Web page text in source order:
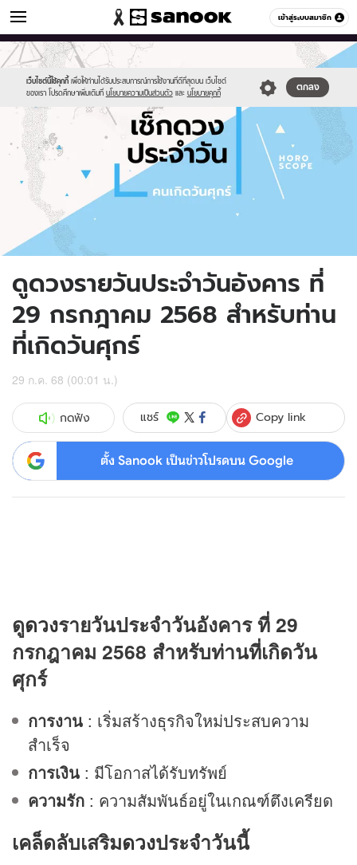
เข้าสู่ระบบสมาชิก
ดูดวง หมวดอื่นๆ
เว็บไซต์นี้ใช้คุกกี้ เพื่อให้ท่านได้รับประสบการณ์การใช้งานที่ดีที่สุดบน เว็บไซต์
ของเรา โปรดศึกษาเพิ่มเติมที่ นโยบายความเป็นส่วนตัว และ นโยบายคุกกี้
ตกลง
Sanook
//s.isanook.com/sr/0/images/logo-
new-
sanook.png
600
60
//s.isanook.com/ho/0/ud/fxd/day/daily-
horoscope-
friday.jpg
ดูดวงรายวันประจำวันอังคาร ที่
29 กรกฎาคม 2568 สำหรับท่าน
ที่เกิดวันศุกร์
29 ก.ค. 68 (00:01 น.)
กดฟัง แชร์ Copy link
ตั้ง Sanook เป็นข่าวโปรดบน Google
ดูดวงรายวันประจำวันอังคาร ที่ 29
กรกฎาคม 2568 สำหรับท่านที่เกิดวัน
ศุกร์
การงาน : เริ่มสร้างธุรกิจใหม่ประสบความ
สำเร็จ
การเงิน : มีโอกาสได้รับทรัพย์
ความรัก : ความสัมพันธ์อยู่ในเกณฑ์ตึงเครียด
เคล็ดลับเสริมดวงประจำวันนี้